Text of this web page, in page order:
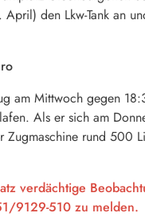
den Lkw-Tank an
am Mittwoch gegen
Als er sich am
Zugmaschine rund
verdächtige
9129-510 zu melden.